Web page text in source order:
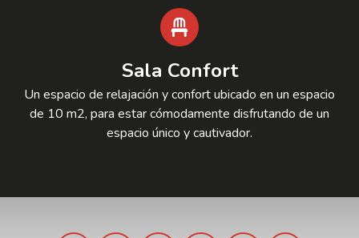
Sala Confort
Un espacio de relajación y confort ubicado en un espacio
de 10 m2, para estar cómodamente disfrutando de un
espacio único y cautivador.